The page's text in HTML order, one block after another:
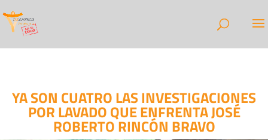
YA SON CUATRO LAS INVESTIGACIONES
POR LAVADO QUE ENFRENTA JOSÉ
ROBERTO RINCÓN BRAVO